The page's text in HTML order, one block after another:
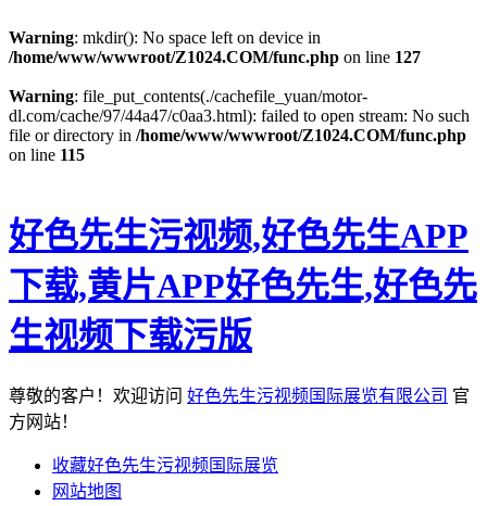
Warning: mkdir(): No space left on device in
/home/www/wwwroot/Z1024.COM/func.php on line 127
Warning: file_put_contents(./cachefile_yuan/motor-
dl.com/cache/97/44a47/c0aa3.html): failed to open stream: No such
file or directory in /home/www/wwwroot/Z1024.COM/func.php
on line 115
好色先生污视频,好色先生APP
下载,黄片APP好色先生,好色先
生视频下载污版
尊敬的客户！欢迎访问 好色先生污视频国际展览有限公司 官
方网站！
收藏好色先生污视频国际展览
网站地图